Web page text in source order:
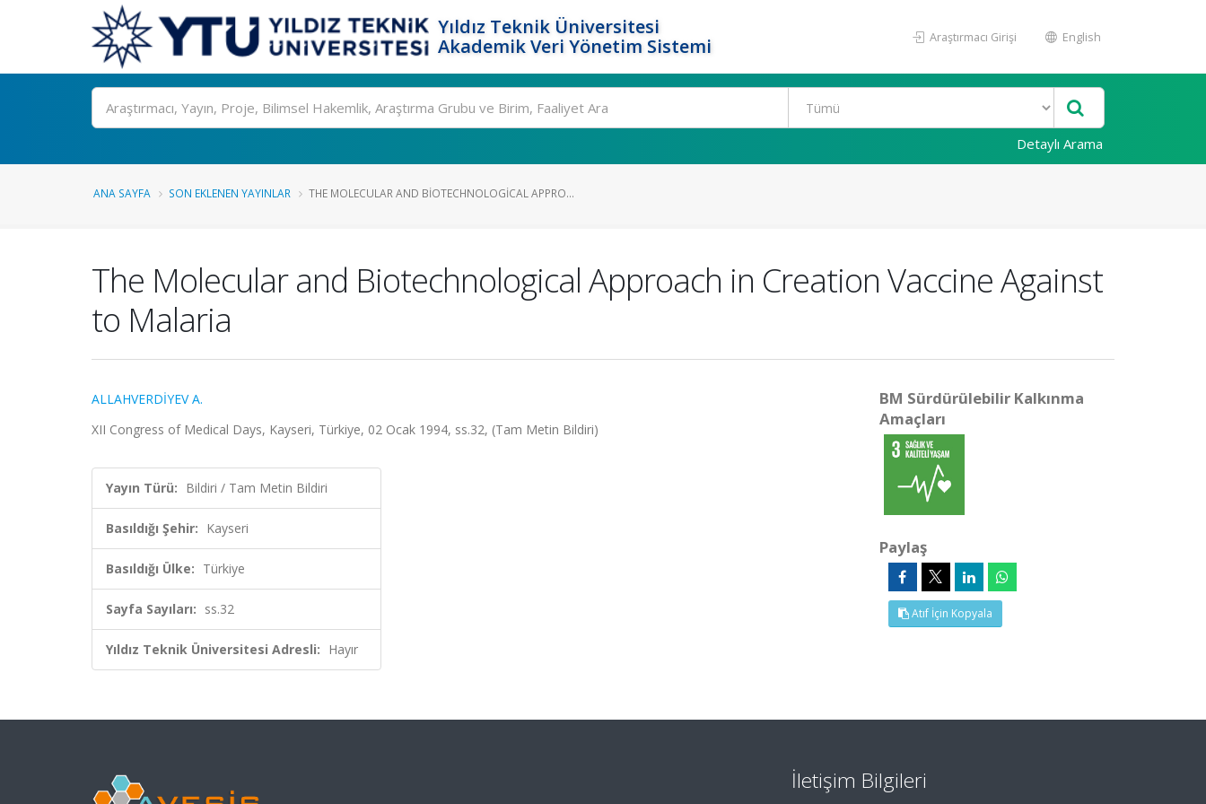
Yıldız Teknik Üniversitesi
Akademik Veri Yönetim Sistemi
Araştırmacı Girişi English
Ara
Detaylı Arama
ANA SAYFA SON EKLENEN YAYINLAR THE MOLECULAR AND BIOTECHNOLOGICAL APPRO...
The Molecular and Biotechnological Approach in Creation Vaccine Against
to Malaria
ALLAHVERDİYEV A.
XII Congress of Medical Days, Kayseri, Türkiye, 02 Ocak 1994, ss.32, (Tam Metin Bildiri)
Yayın Türü: Bildiri / Tam Metin Bildiri
Basıldığı Şehir: Kayseri
Basıldığı Ülke: Türkiye
Sayfa Sayıları: ss.32
Yıldız Teknik Üniversitesi Adresli: Hayır
BM Sürdürülebilir Kalkınma
Amaçları
Paylaş
Atıf İçin Kopyala
İletişim Bilgileri